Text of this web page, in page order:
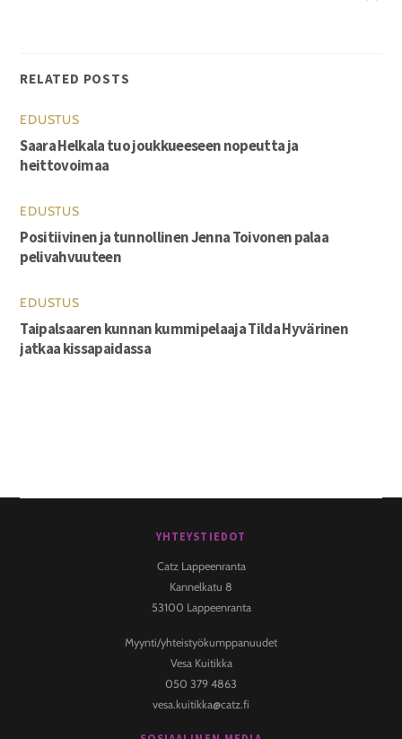
RELATED POSTS
EDUSTUS
Saara Helkala tuo joukkueeseen nopeutta ja
heittovoimaa
EDUSTUS
Positiivinen ja tunnollinen Jenna Toivonen palaa
pelivahvuuteen
EDUSTUS
Taipalsaaren kunnan kummipelaaja Tilda Hyvärinen
jatkaa kissapaidassa
YHTEYSTIEDOT
Catz Lappeenranta
Kannelkatu 8
53100 Lappeenranta
Myynti/yhteistyökumppanuudet
Vesa Kuitikka
050 379 4863
vesa.kuitikka@catz.fi